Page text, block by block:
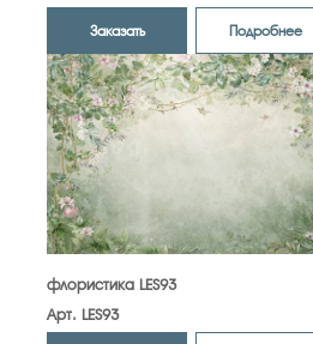
Заказать Подробнее
флористика LES93
Арт. LES93